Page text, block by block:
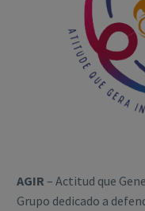
AGIR – Actitud que
Grupo dedicado a